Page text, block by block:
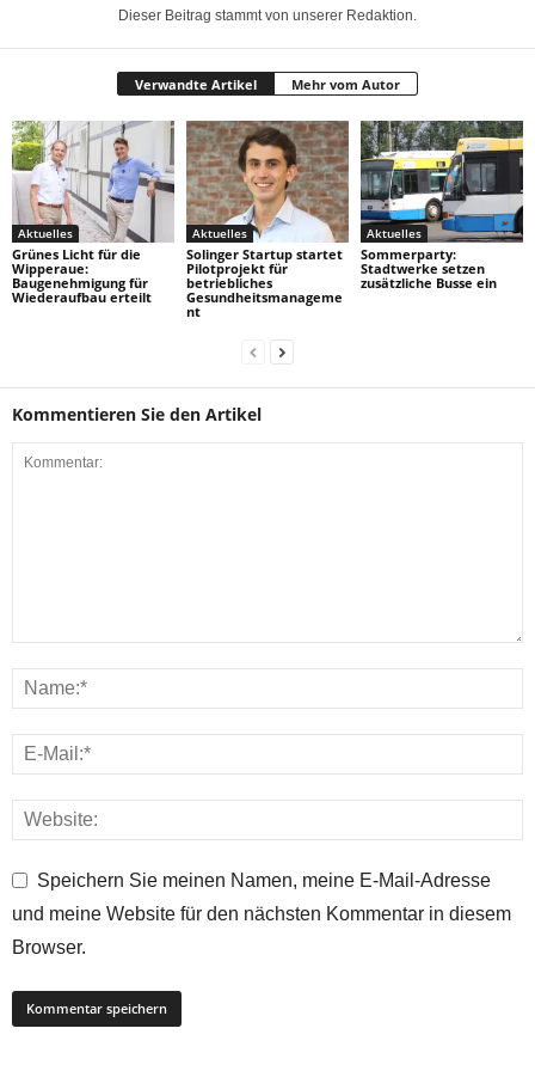
Dieser Beitrag stammt von unserer Redaktion.
Verwandte Artikel Mehr vom Autor
Aktuelles
Grünes Licht für die
Wipperaue:
Baugenehmigung für
Wiederaufbau erteilt
Aktuelles
Solinger Startup startet
Pilotprojekt für
betriebliches
Gesundheitsmanageme
nt
Aktuelles
Sommerparty:
Stadtwerke setzen
zusätzliche Busse ein
Kommentieren Sie den Artikel
Speichern Sie meinen Namen, meine E-Mail-Adresse
und meine Website für den nächsten Kommentar in diesem
Browser.